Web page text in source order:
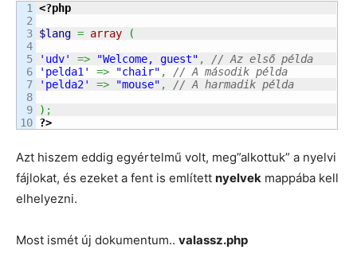
1
2
3
4
5
6
7
8
9
<?php
$lang = array
(
'udv'
=> "Welcome, guest" ,
// Az első példa
'pelda1'
=> "chair" ,
// A második példa
'pelda2'
=> "mouse" ,
// A harmadik példa
) ;
?>
Azt hiszem eddig egyértelmű volt, meg”alkottuk” a nyelvi
fájlokat, és ezeket a fent is említett nyelvek mappába kell
elhelyezni.
Most ismét új dokumentum.. valassz.php